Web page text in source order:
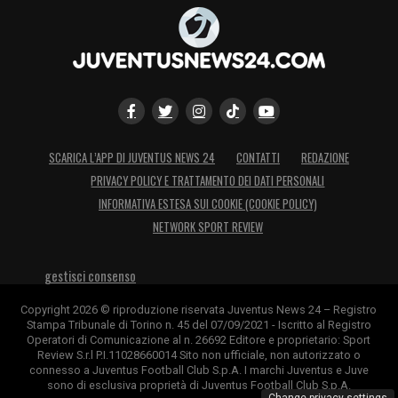
Merola 6,5 –Sgasa tanto sulla fascia, non lo
prendono mai quando parte e stava tentando
l’eurogol in rovesciata. Qualche dribbling di
troppo. Dal 30′ Russo 6,5 –
Batte bene la
punizione da cui nasce la rete decisiva, ma
sbaglia un’occasione importante per il
raddoppio.
incide: spreca un enorme occasione a porta
semi vuota. Le qualità ci sono eccome ma
dopo 30′la sua partita finisce. Dal 30′
Giardino 6,5 –Tante sponde giuste e
SCARICA L’APP DI JUVENTUS NEWS 24 CONTATTI
REDAZIONE
PRIVACY POLICY E TRATTAMENTO DEI DATI PERSONALI
INFORMATIVA ESTESA SUI COOKIE (COOKIE POLICY)
NETWORK SPORT REVIEW
gestisci consenso
Copyright 2026 © riproduzione riservata Juventus News 24 – Registro
Stampa Tribunale di Torino n. 45 del 07/09/2021 - Iscritto al Registro
Operatori di Comunicazione al n. 26692 Editore e proprietario: Sport
Review S.r.l P.I.11028660014 Sito non ufficiale, non autorizzato o
connesso a Juventus Football Club S.p.A. I marchi Juventus e Juve
sono di esclusiva proprietà di Juventus Football Club S.p.A.